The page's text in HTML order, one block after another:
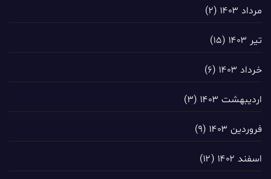
مرداد ۱۴۰۳ (۲)
تیر ۱۴۰۳ (۱۵)
خرداد ۱۴۰۳ (۶)
اردیبهشت ۱۴۰۳ (۳)
فروردین ۱۴۰۳ (۹)
اسفند ۱۴۰۲ (۱۲)